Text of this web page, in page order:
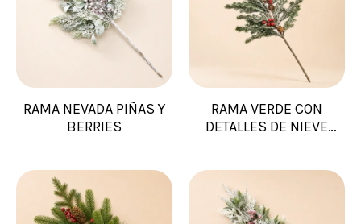
RAMA NEVADA PIÑAS Y
BERRIES
RAMA VERDE CON
DETALLES DE NIEVE